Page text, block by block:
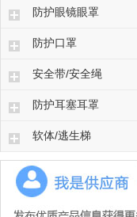
防护眼镜眼罩
防护口罩
安全带/安全绳
防护耳塞耳罩
软体/逃生梯